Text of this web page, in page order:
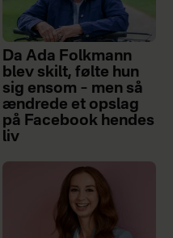
Da Ada Folkmann
blev skilt, følte hun
sig ensom – men så
ændrede et opslag
på Facebook hendes
liv